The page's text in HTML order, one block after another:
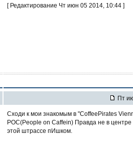
[ Редактирование Чт июн 05 2014, 10:44 ]
Пт
Сходи к мои знакомым в "CoffeePirates
POC(People on Caffein) Правда не в
этой штрассе пИшком.